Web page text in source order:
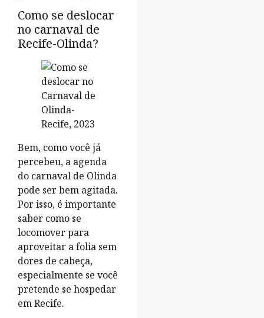
Como se deslocar
no carnaval de
Recife-Olinda?
Bem, como você já
percebeu, a agenda
do carnaval de Olinda
pode ser bem agitada.
Por isso, é importante
saber como se
locomover para
aproveitar a folia sem
dores de cabeça,
especialmente se você
pretende se hospedar
em Recife.